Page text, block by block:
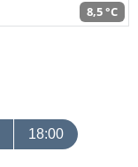
8,5 °C
18:00